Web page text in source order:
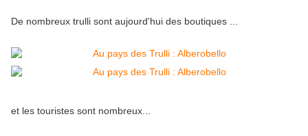
De nombreux trulli sont aujourd'hui des boutiques ...
et les touristes sont nombreux...